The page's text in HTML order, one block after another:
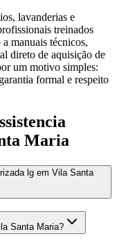
lavanderias e
treinados
manuais técnicos,
direto de aquisição de
um motivo simples:
formal e respeito
Maria
lg em Vila Santa
Santa Maria?